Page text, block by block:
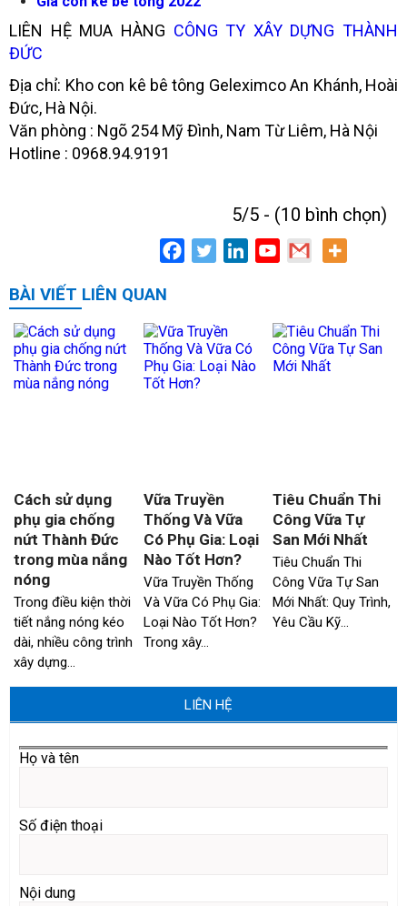
LIÊN HỆ MUA HÀNG CÔNG TY XÂY DỰNG THÀNH
ĐỨC
Địa chỉ: Kho con kê bê tông Geleximco An Khánh, Hoài
Đức, Hà Nội.
Văn phòng : Ngõ 254 Mỹ Đình, Nam Từ Liêm, Hà Nội
Hotline : 0968.94.9191
5/5 - (10 bình chọn)
BÀI VIẾT LIÊN QUAN
Cách sử dụng
phụ gia chống
nứt Thành Đức
trong mùa nắng
nóng
Trong điều kiện thời
tiết nắng nóng kéo
dài, nhiều công trình
xây dựng…
Vữa Truyền
Thống Và Vữa
Có Phụ Gia: Loại
Nào Tốt Hơn?
Vữa Truyền Thống
Và Vữa Có Phụ Gia:
Loại Nào Tốt Hơn?
Trong xây…
Tiêu Chuẩn Thi
Công Vữa Tự
San Mới Nhất
Tiêu Chuẩn Thi
Công Vữa Tự San
Mới Nhất: Quy Trình,
Yêu Cầu Kỹ…
LIÊN HỆ
Họ và tên
Số điện thoại
Nội dung